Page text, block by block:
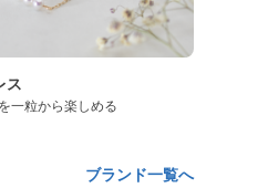
ス
一粒から楽しめる
ブランド一覧へ